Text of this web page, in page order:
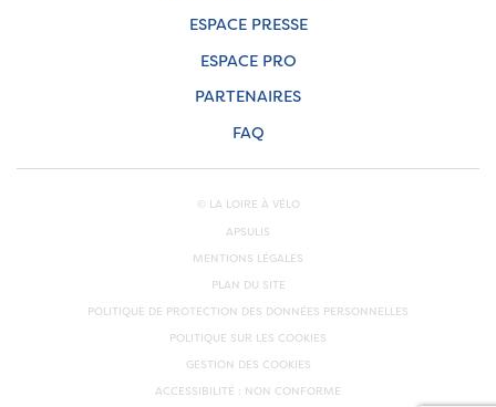
ESPACE PRESSE
ESPACE PRO
PARTENAIRES
FAQ
© LA LOIRE À VÉLO
APSULIS
MENTIONS LÉGALES
PLAN DU SITE
POLITIQUE DE PROTECTION DES DONNÉES PERSONNELLES
POLITIQUE SUR LES COOKIES
GESTION DES COOKIES
ACCESSIBILITÉ : NON CONFORME